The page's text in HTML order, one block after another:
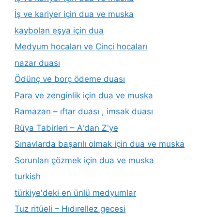
İş ve kariyer için dua ve muska
kaybolan eşya için dua
Medyum hocaları ve Cinci hocaları
nazar duası
Ödünç ve borç ödeme duası
Para ve zenginlik için dua ve muska
Ramazan – ıftar duası , imsak duası
Rüya Tabirleri – A'dan Z'ye
Sınavlarda başarılı olmak için dua ve muska
Sorunları çözmek için dua ve muska
turkish
türkiye'deki en ünlü medyumlar
Tuz ritüeli – Hıdırellez gecesi